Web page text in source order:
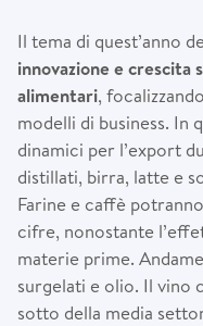
Il tema di quest’anno
innovazione e crescita
alimentari,
modelli di business. In
dinamici per l’export
distillati, birra, latte e
Farine e caffè
cifre, nonostante
materie prime.
surgelati e olio. Il vino
sotto della media